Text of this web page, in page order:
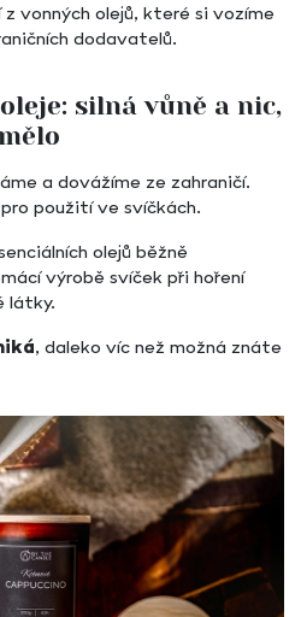
vonných olejů, které si vozíme
dodavatelů.
silná vůně a nic,
a dovážíme ze zahraničí.
použití ve svíčkách.
olejů běžně
výrobě svíček při hoření
látky.
, daleko víc než možná znáte